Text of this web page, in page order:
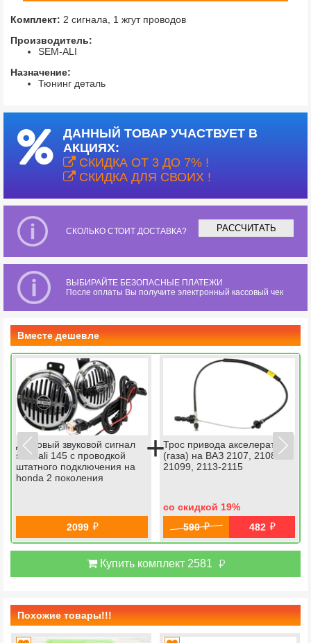
Комплект: 2 сигнала, 1 жгут проводов
Производитель:
SEM-ALI
Назначение:
Тюнинг деталь
ДАННЫЙ ТОВАР УЧАСТВУЕТ В
АКЦИЯХ:
СКИДКА ОТ 3 ДО 7% !
СКИДКА ДЛЯ СВОИХ !
СКОЛЬКО СТОИТ ДОСТАВКА? РАССЧИТАТЬ
ВЫБИРАЙТЕ БЕЗОПАСНЫЕ ПЛАТЕЖИ
После оплаты Вы получите электронный кассовый чек
Вместе дешевле
Дисковый звуковой сигнал
sem-ali 145 c проводкой
штатного подключения на
honda 2 поколения
2099 й
+Трос привода акселератора
(газа) на ВАЗ 2107, 2108-
21099, 2113-2115
со скидкой 19%
590 й 482 й
Купить комплект 2581 й
Похожие товары!!!